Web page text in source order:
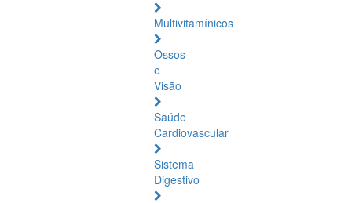
Multivitamínicos
Ossos
e
Visão
Saúde
Cardiovascular
Sistema
Digestivo